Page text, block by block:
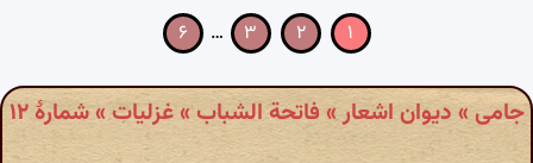
۱ ۲ ۳ … ۶
جامی » دیوان اشعار » فاتحة الشباب » غزلیات » شمارهٔ ۱۲